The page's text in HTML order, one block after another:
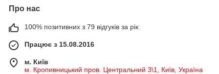
Про нас
100% позитивних з 79 відгуків за рік
Працює з 15.08.2016
м. Київ
м. Кропивницький пров. Центральний 3\1, Київ, Україна